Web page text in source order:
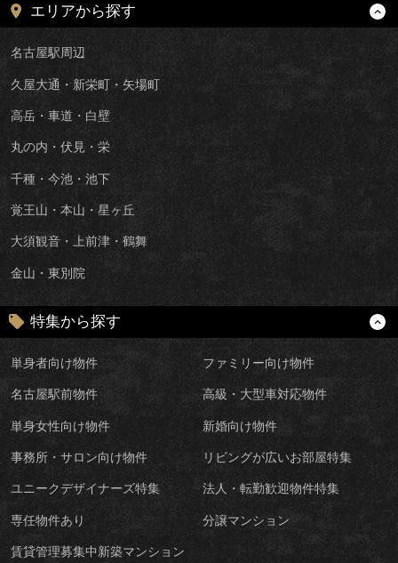
エリアから探す
名古屋駅周辺
久屋大通・新栄町・矢場町
高岳・車道・白壁
丸の内・伏見・栄
千種・今池・池下
覚王山・本山・星ヶ丘
大須観音・上前津・鶴舞
金山・東別院
特集から探す
単身者向け物件 ファミリー向け物件
名古屋駅前物件 高級・大型車対応物件
単身女性向け物件 新婚向け物件
事務所・サロン向け物件 リビングが広いお部屋特集
ユニークデザイナーズ特集 法人・転勤歓迎物件特集
専任物件あり 分譲マンション
賃貸管理募集中新築マンション